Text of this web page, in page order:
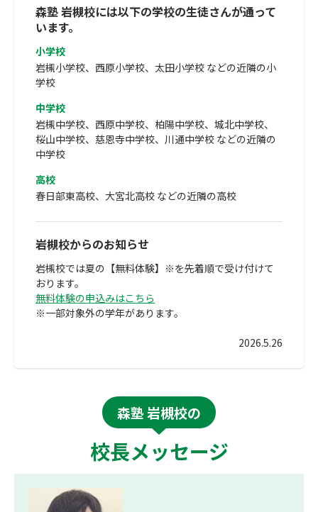
森塾 岩槻校には以下の学校の生徒さんが通って
います。
小学校
岩槻小学校、西原小学校、太田小学校 などの近隣の小
学校
中学校
岩槻中学校、西原中学校、柏陽中学校、城北中学校、
桜山中学校、慈恩寺中学校、川通中学校 などの近隣の
中学校
高校
春日部東高校、大宮北高校 などの近隣の高校
岩槻校からのお知らせ
岩槻校では夏の【無料体験】※を先着順で受け付けて
おります。
無料体験の申込みはこちら
※一部対象外の学年があります。
2026.5.26
森塾 岩槻校の
校長メッセージ